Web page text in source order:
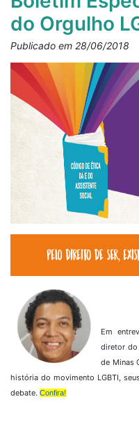
do Orgulho
Publicado em 28/06/2018
Em
diretor do
de Minas
história do movimento LGBTI,
debate. Confira!